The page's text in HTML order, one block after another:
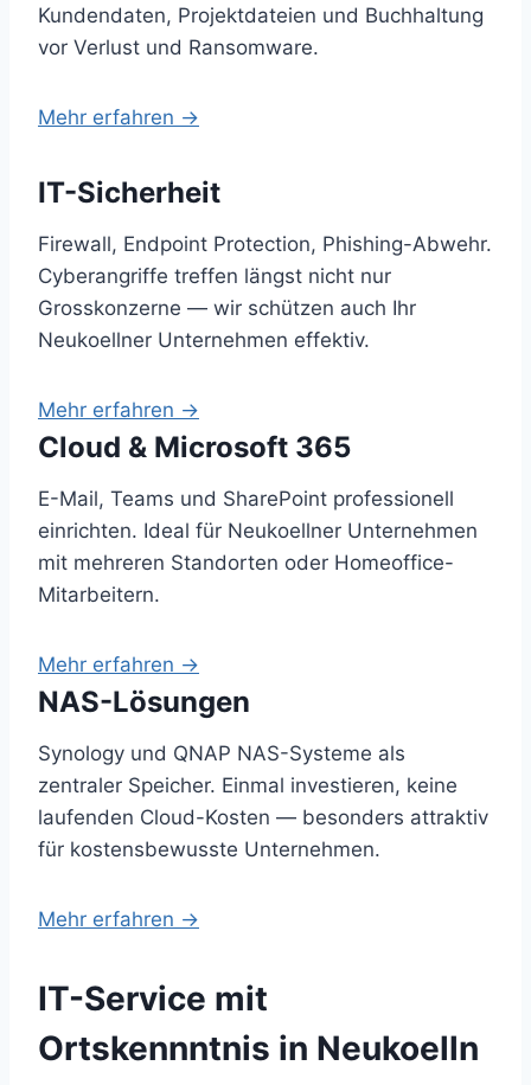
Kundendaten, Projektdateien und Buchhaltung
vor Verlust und Ransomware.
Mehr erfahren →
IT-Sicherheit
Firewall, Endpoint Protection, Phishing-Abwehr.
Cyberangriffe treffen längst nicht nur
Grosskonzerne — wir schützen auch Ihr
Neukoellner Unternehmen effektiv.
Mehr erfahren →
Cloud & Microsoft 365
E-Mail, Teams und SharePoint professionell
einrichten. Ideal für Neukoellner Unternehmen
mit mehreren Standorten oder Homeoffice-
Mitarbeitern.
Mehr erfahren →
NAS-Lösungen
Synology und QNAP NAS-Systeme als
zentraler Speicher. Einmal investieren, keine
laufenden Cloud-Kosten — besonders attraktiv
für kostensbewusste Unternehmen.
Mehr erfahren →
IT-Service mit
Ortskennntnis in Neukoelln